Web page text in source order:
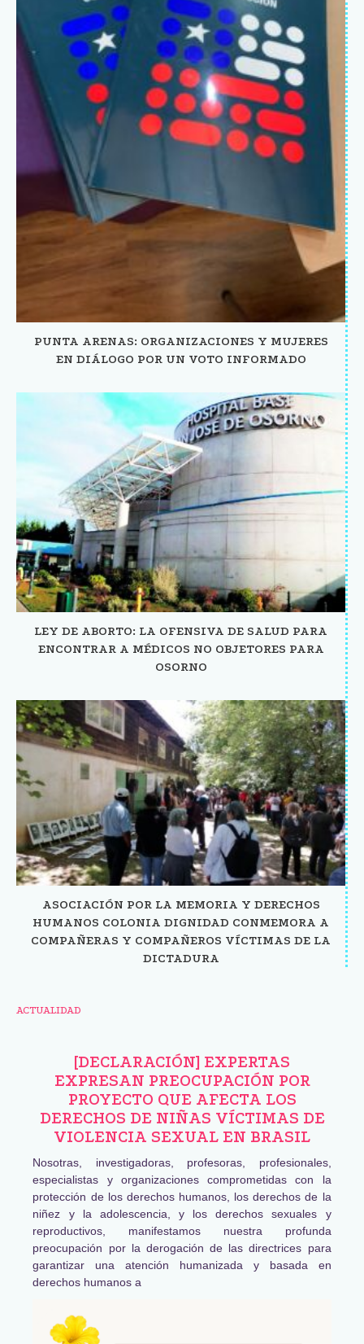
PUNTA ARENAS: ORGANIZACIONES Y MUJERES
EN DIÁLOGO POR UN VOTO INFORMADO
LEY DE ABORTO: LA OFENSIVA DE SALUD PARA
ENCONTRAR A MÉDICOS NO OBJETORES PARA
OSORNO
ASOCIACIÓN POR LA MEMORIA Y DERECHOS
HUMANOS COLONIA DIGNIDAD CONMEMORA A
COMPAÑERAS Y COMPAÑEROS VÍCTIMAS DE LA
DICTADURA
ACTUALIDAD
[DECLARACIÓN] EXPERTAS
EXPRESAN PREOCUPACIÓN POR
PROYECTO QUE AFECTA LOS
DERECHOS DE NIÑAS VÍCTIMAS DE
VIOLENCIA SEXUAL EN BRASIL
Nosotras, investigadoras, profesoras, profesionales,
especialistas y organizaciones comprometidas con la
protección de los derechos humanos, los derechos de la
niñez y la adolescencia, y los derechos sexuales y
reproductivos, manifestamos nuestra profunda
preocupación por la derogación de las directrices para
garantizar una atención humanizada y basada en
derechos humanos a